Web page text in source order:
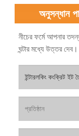
অনুসন্ধান
নীচের ফর্মে আপনার
ঘন্টার মধ্যে উত্তর দেব।